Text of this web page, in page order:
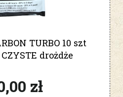
TURBO 10 szt
drożdże
zł